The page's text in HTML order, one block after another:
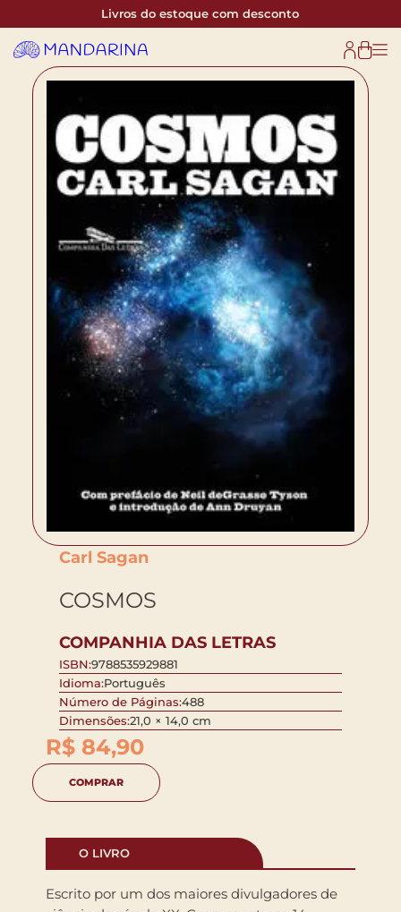
Livros do estoque com desconto
Carl Sagan
COSMOS
COMPANHIA DAS LETRAS
ISBN:9788535929881
Idioma:Português
Número de Páginas:488
Dimensões:21,0 × 14,0 cm
R$ 84,90
COMPRAR
O LIVRO
Escrito por um dos maiores divulgadores de